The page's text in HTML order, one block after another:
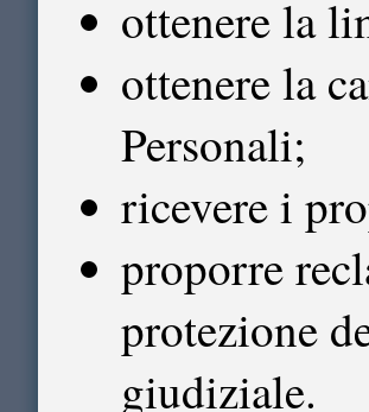
ottenere la
ottenere la
Personali;
ricevere i
proporre
protezione
giudiziale.